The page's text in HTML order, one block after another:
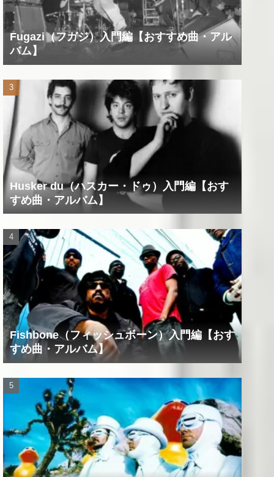
Fugazi（フガジ）入門編【おすすめ曲・アル
バム】
Husker du（ハスカー・ドゥ）入門編【おす
すめ曲・アルバム】
Fishbone（フィッシュボーン）入門編【おす
すめ曲・アルバム】